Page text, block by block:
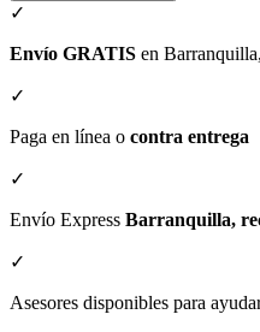
✓
Envío GRATIS en
✓
Paga en línea o contra entrega
✓
Envío Express Barranquilla,
✓
Asesores disponibles para